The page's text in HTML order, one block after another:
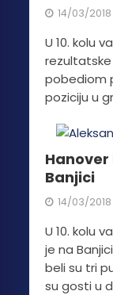
14/03/2018
U 10. kolu
rezultatske
pobediom
poziciju u
Banjici
14/03/2018
U 10. kolu
je na
beli su tri
su gosti u